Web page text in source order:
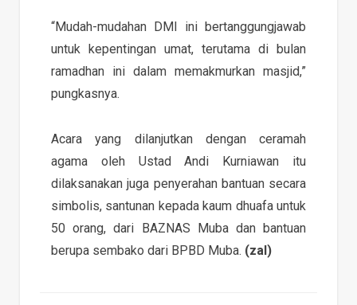
“Mudah-mudahan DMI ini bertanggungjawab
untuk kepentingan umat, terutama di bulan
ramadhan ini dalam memakmurkan masjid,”
pungkasnya.
Acara yang dilanjutkan dengan ceramah
agama oleh Ustad Andi Kurniawan itu
dilaksanakan juga penyerahan bantuan secara
simbolis, santunan kepada kaum dhuafa untuk
50 orang, dari BAZNAS Muba dan bantuan
berupa sembako dari BPBD Muba. (zal)